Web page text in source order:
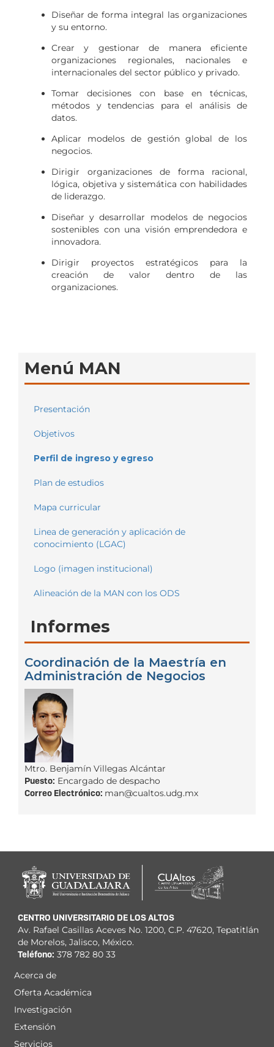
Diseñar de forma integral las organizaciones
y su entorno.
Crear y gestionar de manera eficiente
organizaciones regionales, nacionales e
internacionales del sector público y privado.
Tomar decisiones con base en técnicas,
métodos y tendencias para el análisis de
datos.
Aplicar modelos de gestión global de los
negocios.
Dirigir organizaciones de forma racional,
lógica, objetiva y sistemática con habilidades
de liderazgo.
Diseñar y desarrollar modelos de negocios
sostenibles con una visión emprendedora e
innovadora.
Dirigir proyectos estratégicos para la
creación de valor dentro de las
organizaciones.
Menú MAN
Presentación
Objetivos
Perfil de ingreso y egreso
Plan de estudios
Mapa curricular
Linea de generación y aplicación de
conocimiento (LGAC)
Logo (imagen institucional)
Alineación de la MAN con los ODS
Informes
Coordinación de la Maestría en
Administración de Negocios
Mtro. Benjamín Villegas Alcántar
Puesto: Encargado de despacho
Correo Electrónico: man@cualtos.udg.mx
CENTRO UNIVERSITARIO DE LOS ALTOS
Av. Rafael Casillas Aceves No. 1200, C.P. 47620, Tepatitlán
de Morelos, Jalisco, México.
Teléfono: 378 782 80 33
Menú
principal
Acerca de
Oferta Académica
Investigación
Extensión
Servicios